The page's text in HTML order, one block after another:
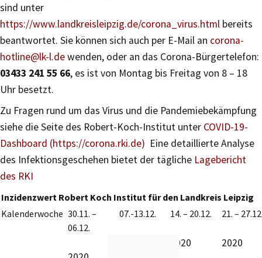
sind unter
https://www.landkreisleipzig.de/corona_virus.html bereits
beantwortet. Sie können sich auch per E-Mail an corona-
hotline@lk-l.dewenden, oder an das Corona-Bürgertelefon:
03433 241 55 66, es ist von Montag bis Freitag von 8 – 18
Uhr besetzt.
Zu Fragen rund um das Virus und die Pandemiebekämpfung
siehe die Seite des Robert-Koch-Institut unter COVID-19-
Dashboard (https://corona.rki.de) Eine detaillierte Analyse
des Infektionsgeschehen bietet der tägliche Lagebericht
des RKI
Inzidenzwert Robert Koch Institut für den Landkreis Leipzig
Kalenderwoche 30.11. –
06.12.
07.-13.12. 14. – 20.12.
2020
21. – 27.12
2020